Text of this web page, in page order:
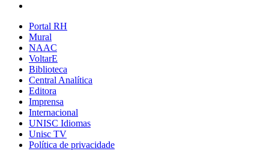
Portal RH
Mural
NAAC
VoltarE
Biblioteca
Central Analítica
Editora
Imprensa
Internacional
UNISC Idiomas
Unisc TV
Política de privacidade